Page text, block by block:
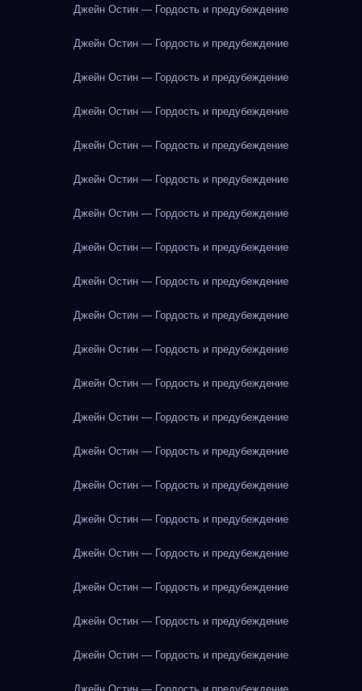
Джейн Остин — Гордость и предубеждение
Джейн Остин — Гордость и предубеждение
Джейн Остин — Гордость и предубеждение
Джейн Остин — Гордость и предубеждение
Джейн Остин — Гордость и предубеждение
Джейн Остин — Гордость и предубеждение
Джейн Остин — Гордость и предубеждение
Джейн Остин — Гордость и предубеждение
Джейн Остин — Гордость и предубеждение
Джейн Остин — Гордость и предубеждение
Джейн Остин — Гордость и предубеждение
Джейн Остин — Гордость и предубеждение
Джейн Остин — Гордость и предубеждение
Джейн Остин — Гордость и предубеждение
Джейн Остин — Гордость и предубеждение
Джейн Остин — Гордость и предубеждение
Джейн Остин — Гордость и предубеждение
Джейн Остин — Гордость и предубеждение
Джейн Остин — Гордость и предубеждение
Джейн Остин — Гордость и предубеждение